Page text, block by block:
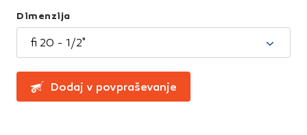
Kanalizacijske cevi in spoji
LTŽ pokrovi, oljni jaški, kovinski jaški
PVC jaški
Vodovod
Zbiralniki vode
Dimenzija
fi 20 - 1/2"
Dodaj v povpraševanje
Partnerska oglaševalska podjetja jih lahko uporabljajo za
izdelavo profila vaših interesov, ki ga nato uporabijo za
prikazovanje ustreznih oglasov na drugih spletnih mestih.
brskalnika in naprave. Če zavrnete uporabo teh piškotkov,
ne boste deležni našega ciljnega spletnega oglaševanja.